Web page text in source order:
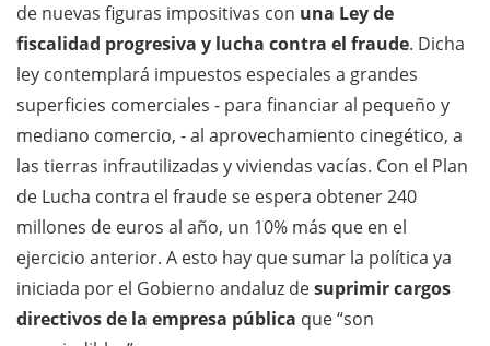
de nuevas figuras impositivas con una Ley de
fiscalidad progresiva y lucha contra el fraude. Dicha
ley contemplará impuestos especiales a grandes
superficies comerciales - para financiar al pequeño y
mediano comercio, - al aprovechamiento cinegético, a
las tierras infrautilizadas y viviendas vacías. Con el Plan
de Lucha contra el fraude se espera obtener 240
millones de euros al año, un 10% más que en el
ejercicio anterior. A esto hay que sumar la política ya
iniciada por el Gobierno andaluz desuprimir cargos
directivos de la empresa pública que “son